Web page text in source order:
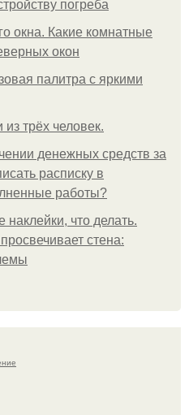
погреба
окна. Какие комнатные
окон
палитра с яркими
трёх человек.
денежных средств за
расписку в
работы?
что делать.
стена: